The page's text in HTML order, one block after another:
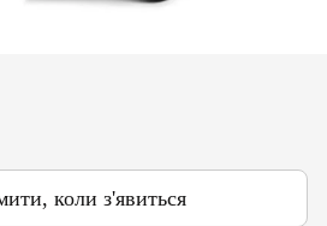
коли з'явиться